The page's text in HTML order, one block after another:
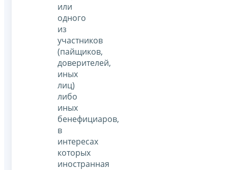
или
одного
из
участников
(пайщиков,
доверителей,
иных
лиц)
либо
иных
бенефициаров,
в
интересах
которых
иностранная